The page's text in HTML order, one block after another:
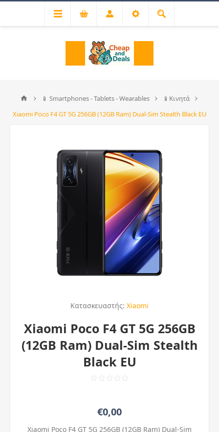
📱 Smartphones - Tablets - Wearables
📱Κινητά
Xiaomi Poco F4 GT 5G 256GB (12GB Ram) Dual-Sim Stealth Black EU
Κατασκευαστής: Xiaomi
Xiaomi Poco F4 GT 5G 256GB
(12GB Ram) Dual-Sim Stealth
Black EU
€0,00
Xiaomi Poco F4 GT 5G 256GB (12GB Ram) Dual-Sim